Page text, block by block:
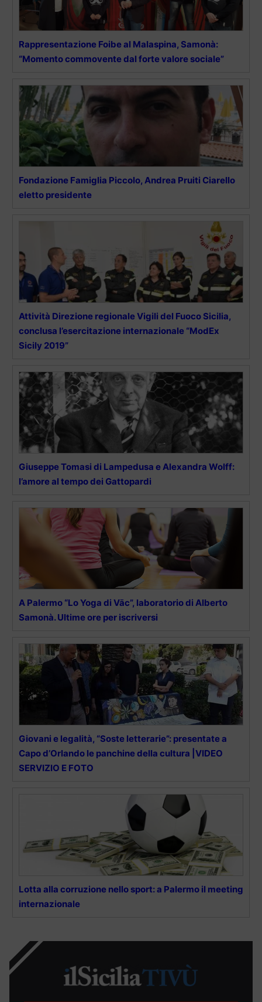
Rappresentazione Foibe al Malaspina, Samonà:
“Momento commovente dal forte valore sociale”
Fondazione Famiglia Piccolo, Andrea Pruiti Ciarello
eletto presidente
Attività Direzione regionale Vigili del Fuoco Sicilia,
conclusa l’esercitazione internazionale “ModEx
Sicily 2019”
Giuseppe Tomasi di Lampedusa e Alexandra Wolff:
l’amore al tempo dei Gattopardi
A Palermo “Lo Yoga di Vāc”, laboratorio di Alberto
Samonà. Ultime ore per iscriversi
Giovani e legalità, “Soste letterarie”: presentate a
Capo d’Orlando le panchine della cultura |VIDEO
SERVIZIO E FOTO
Lotta alla corruzione nello sport: a Palermo il meeting
internazionale